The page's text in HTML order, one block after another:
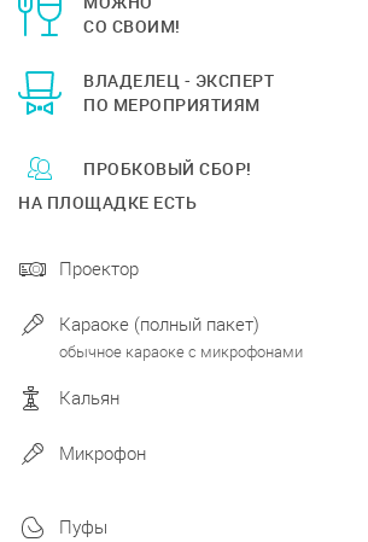
СО СВОИМ!
ВЛАДЕЛЕЦ - ЭКСПЕРТ
ПО МЕРОПРИЯТИЯМ
ПРОБКОВЫЙ СБОР!
НА ПЛОЩАДКЕ ЕСТЬ
Проектор
Караоке (полный пакет)
обычное караоке с микрофонами
Кальян
Микрофон
Пуфы